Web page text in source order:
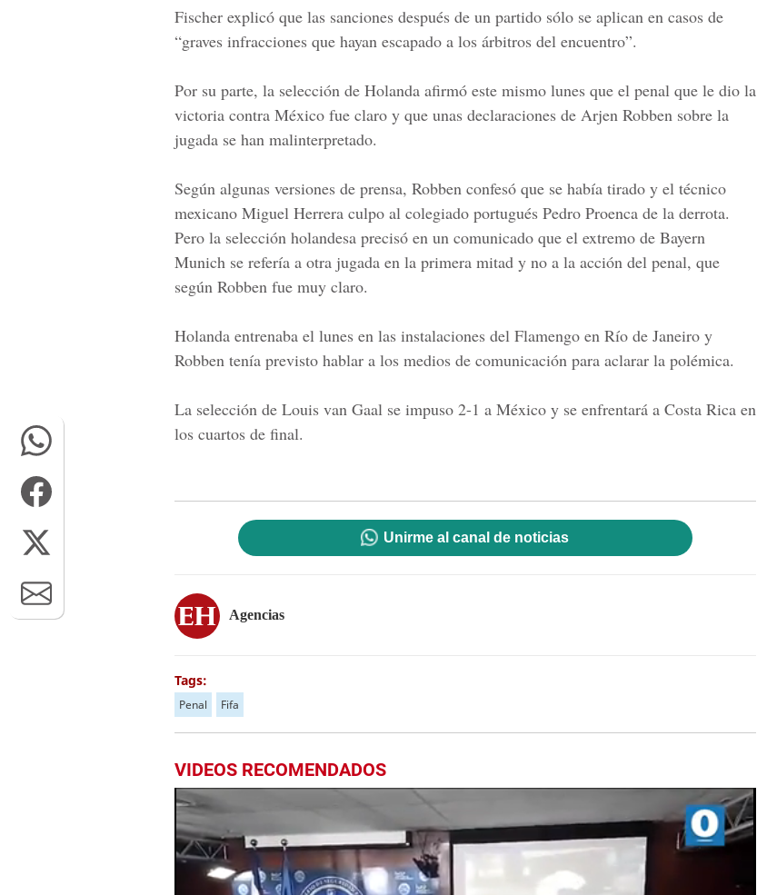
Fischer explicó que las sanciones después de un partido sólo se aplican en casos de
“graves infracciones que hayan escapado a los árbitros del encuentro”.
Por su parte, la selección de Holanda afirmó este mismo lunes que el penal que le dio la
victoria contra México fue claro y que unas declaraciones de Arjen Robben sobre la
jugada se han malinterpretado.
Según algunas versiones de prensa, Robben confesó que se había tirado y el técnico
mexicano Miguel Herrera culpo al colegiado portugués Pedro Proenca de la derrota.
Pero la selección holandesa precisó en un comunicado que el extremo de Bayern
Munich se refería a otra jugada en la primera mitad y no a la acción del penal, que
según Robben fue muy claro.
Holanda entrenaba el lunes en las instalaciones del Flamengo en Río de Janeiro y
Robben tenía previsto hablar a los medios de comunicación para aclarar la polémica.
La selección de Louis van Gaal se impuso 2-1 a México y se enfrentará a Costa Rica en
los cuartos de final.
Unirme al canal de noticias
Agencias
Tags:
Penal Fifa
VIDEOS RECOMENDADOS